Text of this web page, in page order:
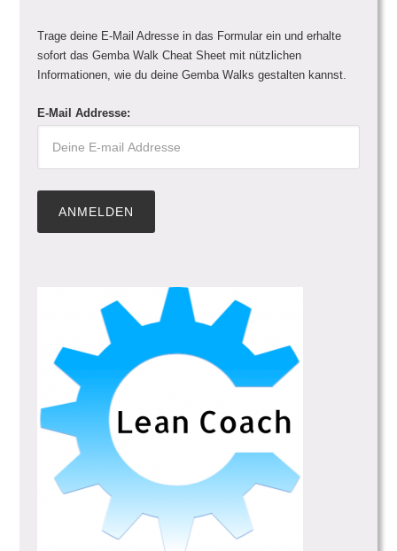
Trage deine E-Mail Adresse in das Formular ein und erhalte
sofort das Gemba Walk Cheat Sheet mit nützlichen
Informationen, wie du deine Gemba Walks gestalten kannst.
E-Mail Addresse: